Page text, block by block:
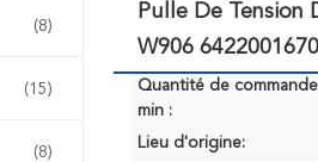
(8)
(15)
(8)
Pulle De Tension
W906 6422001670
Quantité de commande
min :
Lieu d'origine: